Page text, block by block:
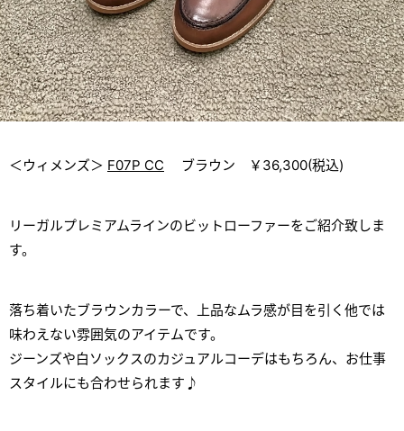
＜ウィメンズ＞ F07P CC ブラウン ￥36,300(税込)
リーガルプレミアムラインのビットローファーをご紹介致しま
す。
落ち着いたブラウンカラーで、上品なムラ感が目を引く他では
味わえない雰囲気のアイテムです。
ジーンズや白ソックスのカジュアルコーデはもちろん、お仕事
スタイルにも合わせられます♪